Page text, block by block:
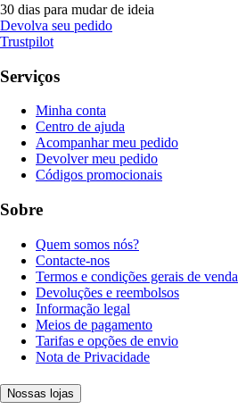
30 dias para mudar de ideia
Devolva seu pedido
Trustpilot
Serviços
Minha conta
Centro de ajuda
Acompanhar meu pedido
Devolver meu pedido
Códigos promocionais
Sobre
Quem somos nós?
Contacte-nos
Termos e condições gerais de venda
Devoluções e reembolsos
Informação legal
Meios de pagamento
Tarifas e opções de envio
Nota de Privacidade
Nossas lojas